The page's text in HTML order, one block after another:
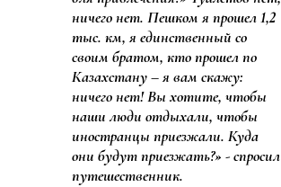
ничего нет. Пешком я прошел 1,2
тыс. км, я единственный со
своим братом, кто прошел по
Казахстану – я вам скажу:
ничего нет! Вы хотите, чтобы
наши люди отдыхали, чтобы
иностранцы приезжали. Куда
они будут приезжать?» - спросил
путешественник.